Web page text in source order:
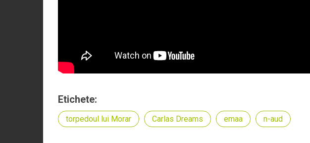
Etichete:
torpedoul lui Morar Carlas Dreams emaa n-aud